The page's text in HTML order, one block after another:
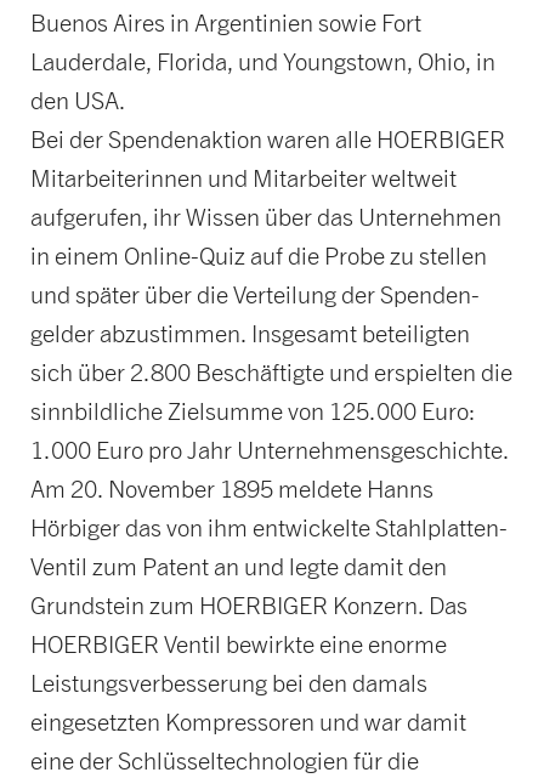
Buenos Aires in Argentinien sowie Fort
Lauderdale, Florida, und Youngstown, Ohio, in
den USA.
Bei der Spendenaktion waren alle HOERBIGER
Mitarbeiter­innen und Mitarbeiter weltweit
aufgerufen, ihr Wissen über das Unternehmen
in einem Online-Quiz auf die Probe zu stellen
und später über die Verteilung der Spenden­
gelder abzustimmen. Insgesamt beteiligten
sich über 2.800 Beschäftigte und erspielten die
sinnbildliche Zielsumme von 125.000 Euro:
1.000 Euro pro Jahr Unternehmensgeschichte.
Am 20. November 1895 meldete Hanns
Hörbiger das von ihm entwickelte Stahlplatten-
Ventil zum Patent an und legte damit den
Grundstein zum HOERBIGER Konzern. Das
HOERBIGER Ventil bewirkte eine enorme
Leistungs­verbesserung bei den damals
eingesetzten Kompressoren und war damit
eine der Schlüssel­technologien für die